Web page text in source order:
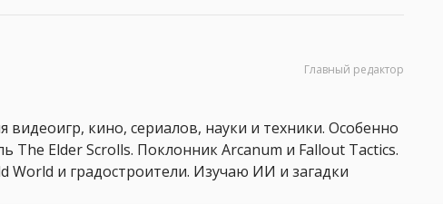
Главный редактор
видеоигр, кино, сериалов, науки и техники. Особенно
The Elder Scrolls. Поклонник Arcanum и Fallout Tactics.
World и градостроители. Изучаю ИИ и загадки